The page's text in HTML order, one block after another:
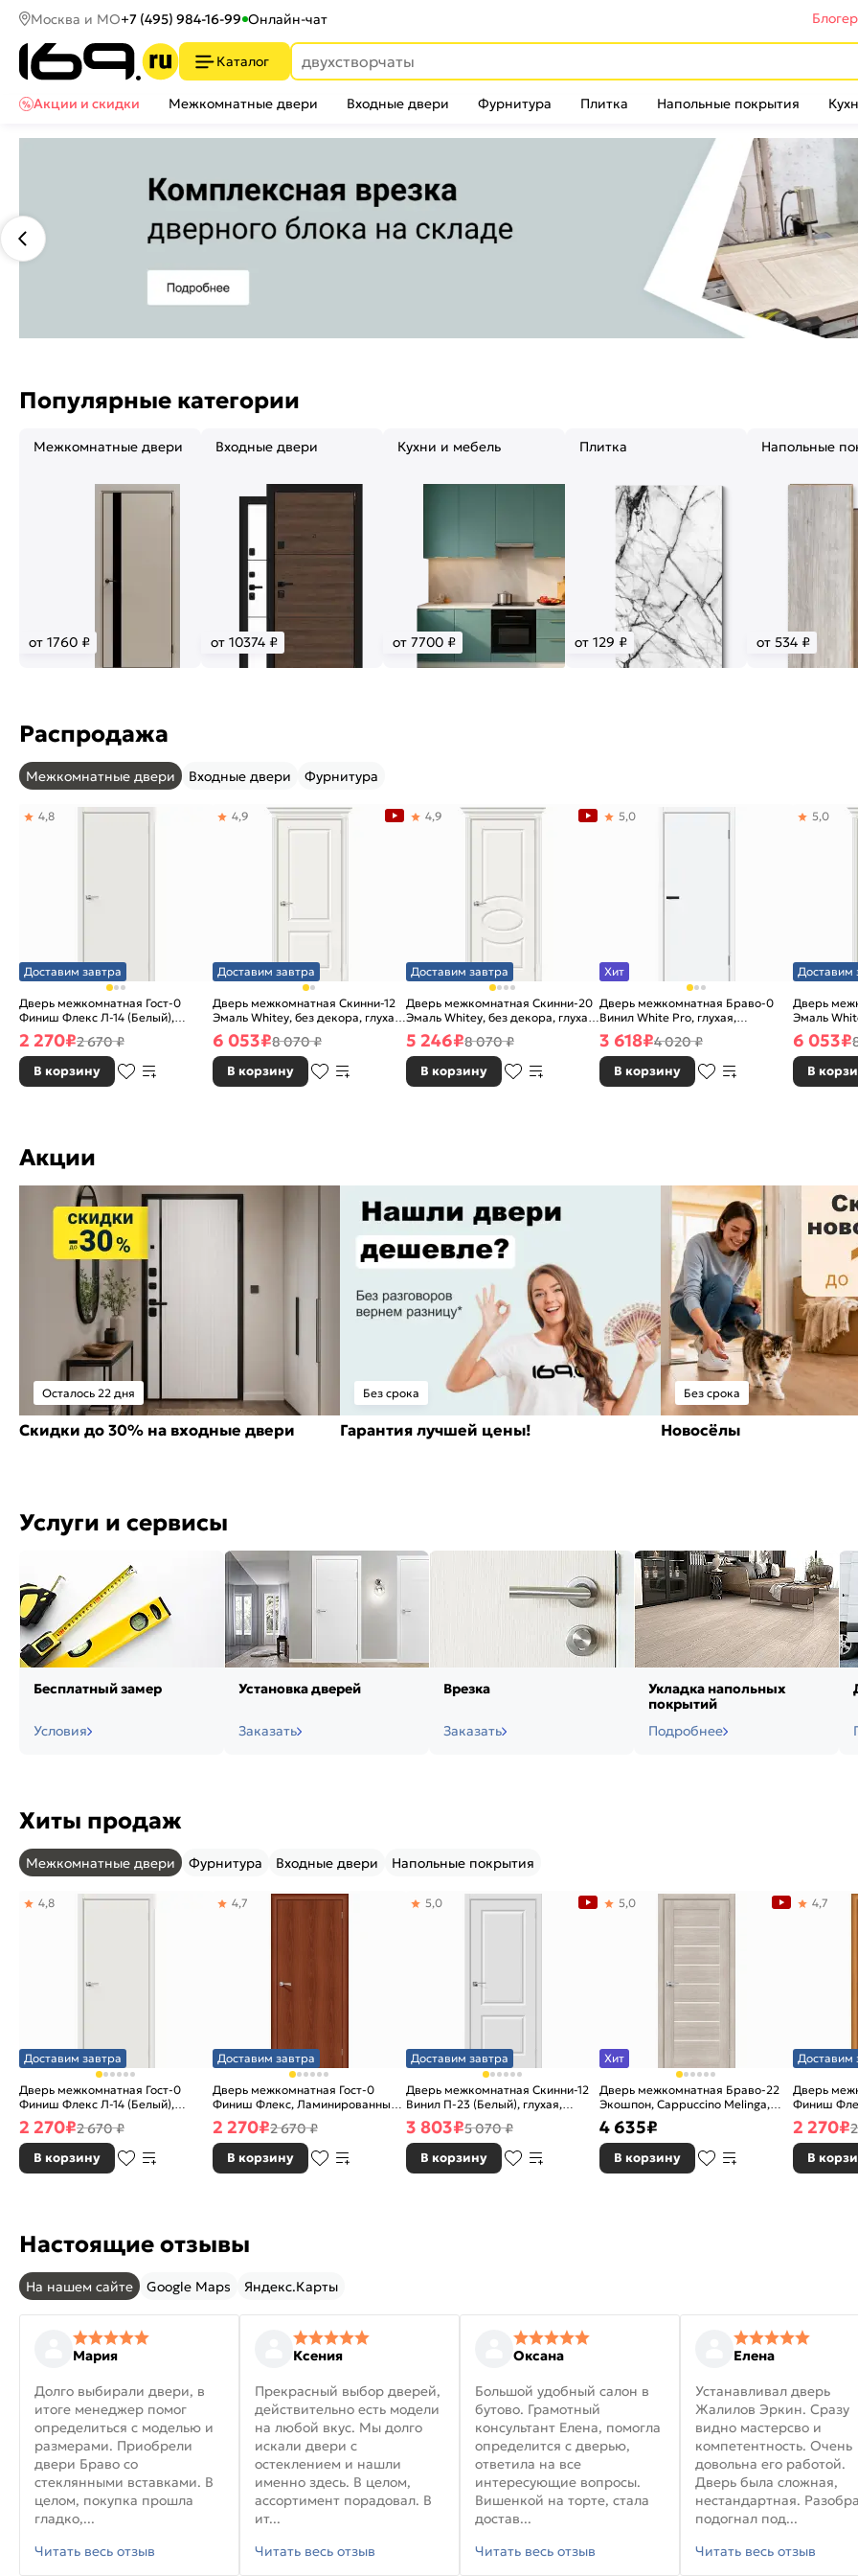
Москва и МО+7 (495) 984-16-99 Онлайн-чат
Каталог
Акции и скидки
Межкомнатные двери Входные двери Фурнитура Плитка Напольные покрытия
Популярные категории
Межкомнатные двери
от 1760 ₽
Входные двери
от 10374 ₽
Кухни и мебель
от 7700 ₽
Плитка
от 129 ₽
Напольные
от 534 ₽
Распродажа
Межкомнатные двери Входные двери Фурнитура
Доставим завтра
Дверь межкомнатная Гост-0
Финиш Флекс Л-14 (Белый),
глухая, каркасно-щитовая
4,8
2 270₽2 670 ₽
В корзину
Доставим завтра
Дверь межкомнатная Скинни-12
Эмаль Whitey, без декора, глухая,
без стекла, без кромки, скиновая
4,9
6 053₽8 070 ₽
В корзину
Доставим завтра
Дверь межкомнатная Скинни-20
Эмаль Whitey, без декора, глухая,
без стекла, без кромки, скиновая
4,9
5 246₽8 070 ₽
В корзину
Хит
Дверь межкомнатная Браво-0
Винил White Pro, глухая,
каркасно-щитовая
5,0
3 618₽4 020 ₽
В корзину
Доставим
Дверь
Эмаль
без
5,0
6 053₽
В
Акции
Осталось 22 дня
Скидки до 30% на входные двери
Без срока
Гарантия лучшей цены!
Без срока
Новосёлы
Услуги и сервисы
Бесплатный замер
Условия
Установка дверей
Заказать
Врезка
Заказать
Укладка напольных
покрытий
Подробнее
Хиты продаж
Межкомнатные двери Фурнитура Входные двери Напольные покрытия
Доставим завтра
Дверь межкомнатная Гост-0
Финиш Флекс Л-14 (Белый),
глухая, каркасно-щитовая
4,8
2 270₽2 670 ₽
В корзину
Доставим завтра
Дверь межкомнатная Гост-0
Финиш Флекс, Ламинированные
Л-11 (ИталОрех), глухая,
каркасно-щитовая
4,7
2 270₽2 670 ₽
В корзину
Доставим завтра
Дверь межкомнатная Скинни-12
Винил П-23 (Белый), глухая,
скиновая
5,0
3 803₽5 070 ₽
В корзину
Хит
Дверь межкомнатная Браво-22
Экошпон, Cappuccino Melinga,
остекленная, magic fog, царговая
5,0
4 635₽
В корзину
Доставим
Дверь
Финиш
Л-12
каркасно-
4,7
2 270₽
В
Настоящие отзывы
На нашем сайте Google Maps Яндекс.Карты
Мария
Долго выбирали двери, в
итоге менеджер помог
определиться с моделью и
размерами. Приобрели
двери Браво со
стеклянными вставками. В
целом, покупка прошла
гладко,...
Читать весь отзыв
Ксения
Прекрасный выбор дверей,
действительно есть модели
на любой вкус. Мы долго
искали двери с
остеклением и нашли
именно здесь. В целом,
ассортимент порадовал. В
ит...
Читать весь отзыв
Оксана
Большой удобный салон в
бутово. Грамотный
консультант Елена, помогла
определится с дверью,
ответила на все
интересующие вопросы.
Вишенкой на торте, стала
достав...
Читать весь отзыв
Елена
Устанавливал дверь
Жалилов Эркин. Сразу
видно мастерсво и
компетентность. Очень
довольна его работой.
Дверь была сложная,
нестандартная.
подогнал под...
Читать весь отзыв